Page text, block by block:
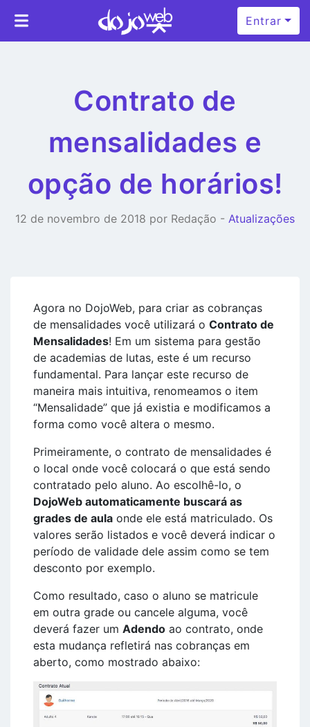
Entrar
Contrato de
mensalidades e
opção de horários!
12 de novembro de 2018 por Redação - Atualizações
Agora no DojoWeb, para criar as cobranças
de mensalidades você utilizará o Contrato de
Mensalidades! Em um sistema para gestão
de academias de lutas, este é um recurso
fundamental. Para lançar este recurso de
maneira mais intuitiva, renomeamos o item
“Mensalidade” que já existia e modificamos a
forma como você altera o mesmo.
Primeiramente, o contrato de mensalidades é
o local onde você colocará o que está sendo
contratado pelo aluno. Ao escolhê-lo, o
DojoWeb automaticamente buscará as
grades de aula onde ele está matriculado. Os
valores serão listados e você deverá indicar o
período de validade dele assim como se tem
desconto por exemplo.
Como resultado, caso o aluno se matricule
em outra grade ou cancele alguma, você
deverá fazer um Adendo ao contrato, onde
esta mudança refletirá nas cobranças em
aberto, como mostrado abaixo: